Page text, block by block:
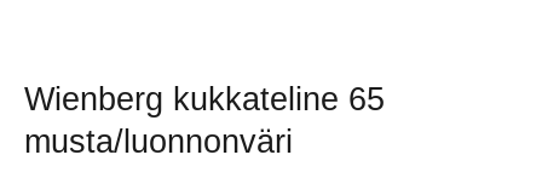
Wienberg kukkateline 65
musta/luonnonväri